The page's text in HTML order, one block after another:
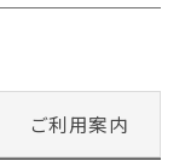
ご利用案内